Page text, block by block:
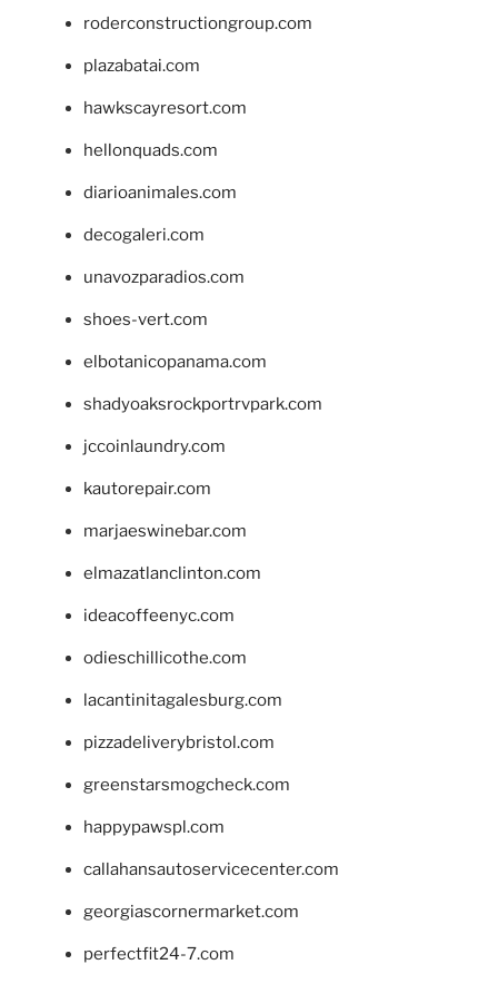
roderconstructiongroup.com
plazabatai.com
hawkscayresort.com
hellonquads.com
diarioanimales.com
decogaleri.com
unavozparadios.com
shoes-vert.com
elbotanicopanama.com
shadyoaksrockportrvpark.com
jccoinlaundry.com
kautorepair.com
marjaeswinebar.com
elmazatlanclinton.com
ideacoffeenyc.com
odieschillicothe.com
lacantinitagalesburg.com
pizzadeliverybristol.com
greenstarsmogcheck.com
happypawspl.com
callahansautoservicecenter.com
georgiascornermarket.com
perfectfit24-7.com